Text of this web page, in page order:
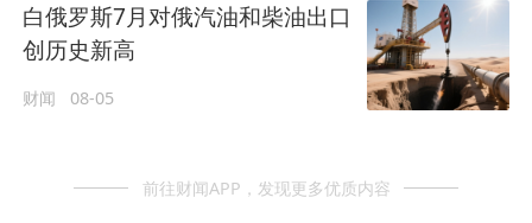
白俄罗斯7月对俄汽油和柴油出口
创历史新高
财闻 08-05
前往财闻APP，发现更多优质内容